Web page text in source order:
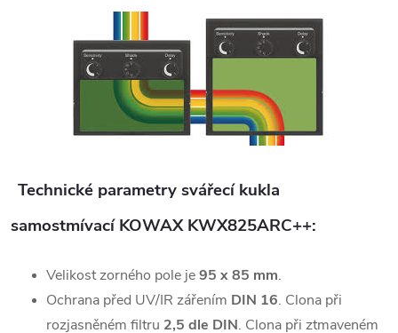
Technické parametry svářecí kukla
samostmívací KOWAX KWX825ARC++:
Velikost zorného pole je95 x 85 mm.
Ochrana před UV/IR zářením DIN 16. Clona při
rozjasněném filtru 2,5 dle DIN. Clona při ztmaveném